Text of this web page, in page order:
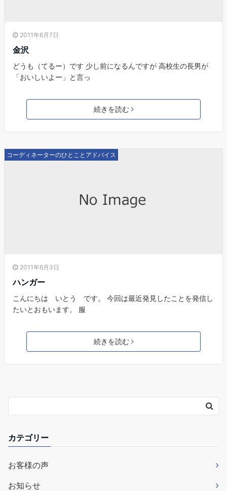
2011年6月7日
金沢
どうも（てるー）です 少し前になるんですが 高校生の長男が
「おいしいよー」と言っ
続きを読む
コーディネーターのひとことアドバイス
2011年6月3日
ハンガー
こんにちは いとう です。 今回は最近発見したことを発信し
たいとおもいます。 服
続きを読む
カテゴリー
お客様の声
お知らせ